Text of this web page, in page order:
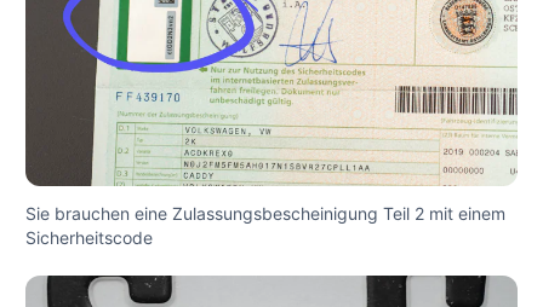
Sie brauchen eine Zulassungsbescheinigung Teil 2 mit einem
Sicherheitscode